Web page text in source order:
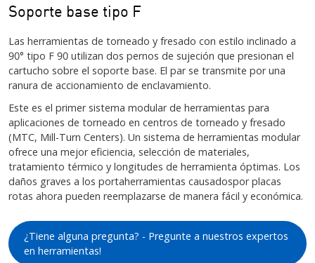
Soporte base tipo F
Las herramientas de torneado y fresado con estilo inclinado a
90° tipo F 90 utilizan dos pernos de sujeción que presionan el
cartucho sobre el soporte base. El par se transmite por una
ranura de accionamiento de enclavamiento.
Este es el primer sistema modular de herramientas para
aplicaciones de torneado en centros de torneado y fresado
(MTC, Mill-Turn Centers). Un sistema de herramientas modular
ofrece una mejor eficiencia, selección de materiales,
tratamiento térmico y longitudes de herramienta óptimas. Los
daños graves a los portaherramientas causados​por placas
rotas ahora pueden reemplazarse de manera fácil y económica.
¿Tiene alguna pregunta? - Pregunte a nuestros expertos
en herramientas!